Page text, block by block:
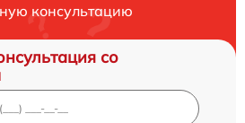
консультацию
со